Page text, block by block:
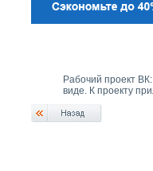
Рабочий проект
виде. К проекту